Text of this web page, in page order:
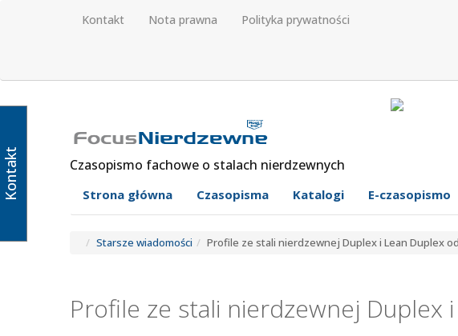
Kontakt Nota prawna Polityka prywatności
Czasopismo fachowe o stalach nierdzewnych
Strona główna Czasopisma Katalogi E-czasopismo
Starsze wiadomości Profile ze stali nierdzewnej Duplex i Lean Duplex
Profile ze stali nierdzewnej Duplex
Kontakt